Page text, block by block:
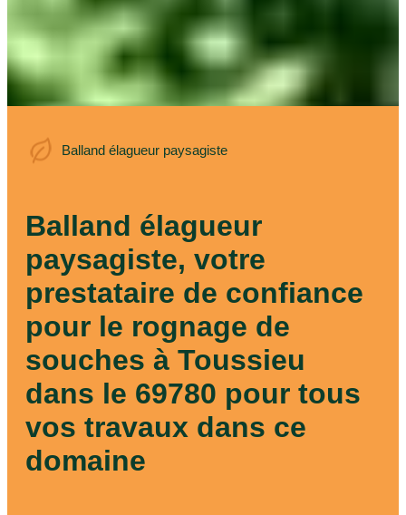
Balland élagueur paysagiste
Balland élagueur
Balland élagueur
paysagiste, votre
prestataire de confiance
pour le rognage de
souches à Toussieu
dans le 69780 pour tous
vos travaux dans ce
domaine